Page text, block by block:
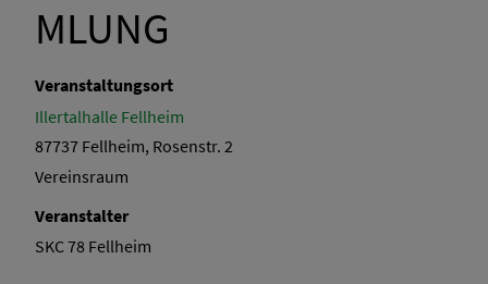
MLUNG
Veranstaltungsort
Illertalhalle Fellheim
87737 Fellheim, Rosenstr. 2
Vereinsraum
Veranstalter
SKC 78 Fellheim